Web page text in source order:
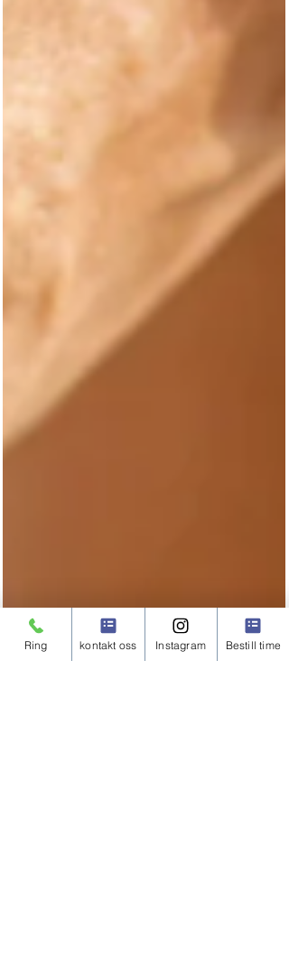
Ring kontakt oss Instagram Bestill time